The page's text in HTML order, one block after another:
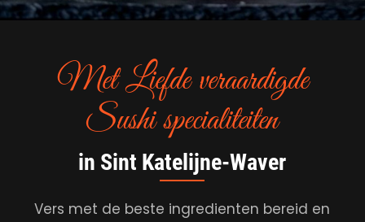
Met Liefde veraardigde
Sushi specialiteiten
in Sint Katelijne-Waver
Vers met de beste ingredienten bereid en